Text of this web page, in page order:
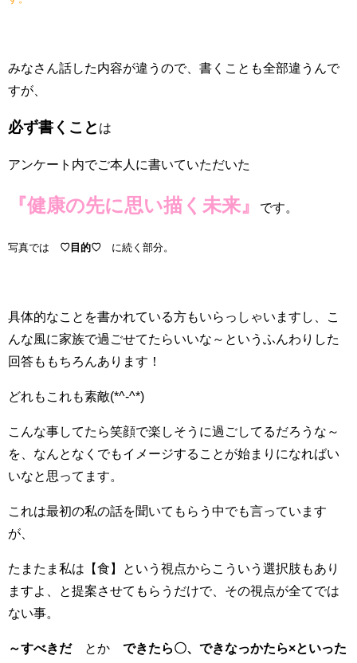
みなさん話した内容が違うので、書くことも全部違うんで
すが、
必ず書くこと は
アンケート内でご本人に書いていただいた
『健康の先に思い描く未来』 です。
写真では ♡目的♡ に続く部分。
具体的なことを書かれている方もいらっしゃいますし、こ
んな風に家族で過ごせてたらいいな～というふんわりした
回答ももちろんあります！
どれもこれも素敵(*^-^*)
こんな事してたら笑顔で楽しそうに過ごしてるだろうな～
を、なんとなくでもイメージすることが始まりになればい
いなと思ってます。
これは最初の私の話を聞いてもらう中でも言っています
が、
たまたま私は【食】という視点からこういう選択肢もあり
ますよ、と提案させてもらうだけで、その視点が全てでは
ない事。
～すべきだとか できたら〇、できなっかたら×といった